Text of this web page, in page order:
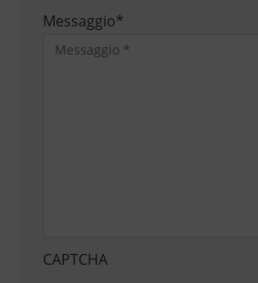
Messaggio*
CAPTCHA